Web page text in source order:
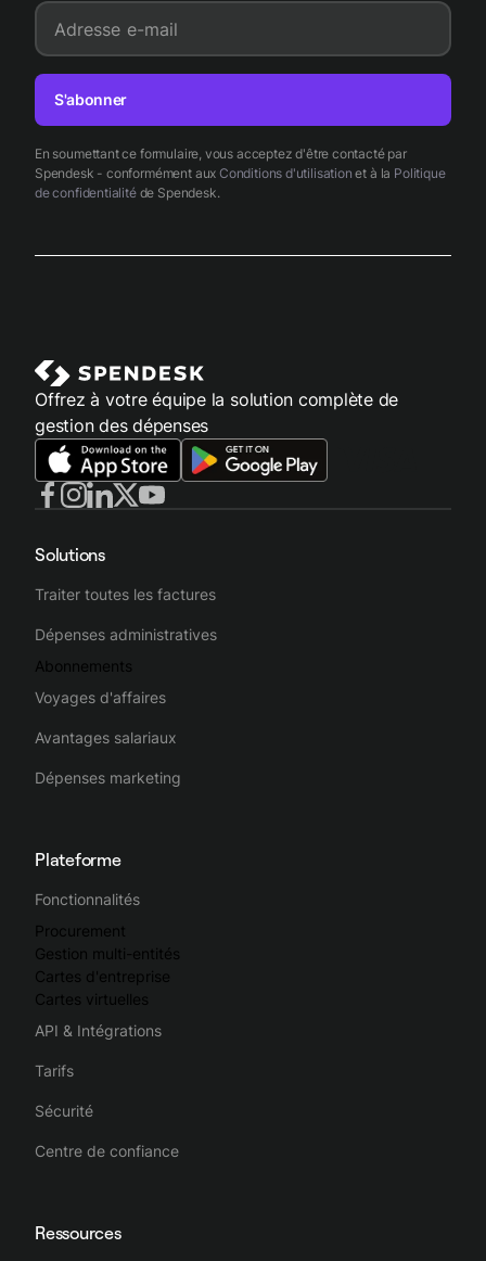
Adresse e-mail
En soumettant ce formulaire, vous acceptez d'être contacté par
Spendesk - conformément aux Conditions d'utilisation et à la Politique
de confidentialitéde Spendesk.
S'abonner
Offrez à votre équipe la solution complète de
gestion des dépenses
Solutions
Traiter toutes les factures
Dépenses administratives
Abonnements
Voyages d'affaires
Avantages salariaux
Dépenses marketing
Plateforme
Fonctionnalités
Procurement
Gestion multi-entités
Cartes d'entreprise
Cartes virtuelles
API & Intégrations
Tarifs
Sécurité
Centre de confiance
Ressources